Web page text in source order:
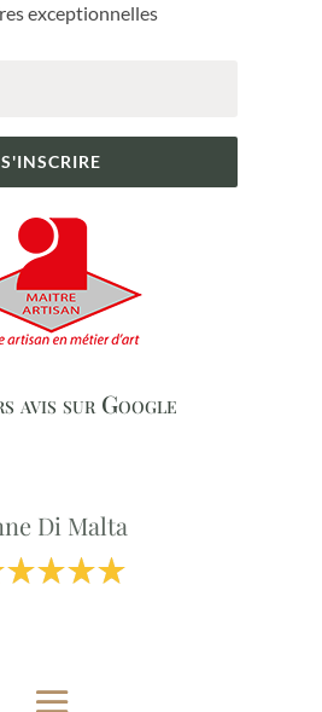
exceptionnelles
S'INSCRIRE
avis sur Google
Di Malta